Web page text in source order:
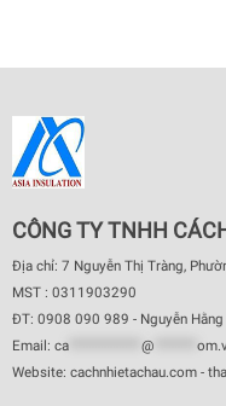
CÔNG TY TNHH
Địa chỉ: 7 Nguyễn Thị Tràng,
MST : 0311903290
ĐT: 0908 090 989 - Nguyễn Hằng
Email: ca @
Website: cachnhietachau.com -